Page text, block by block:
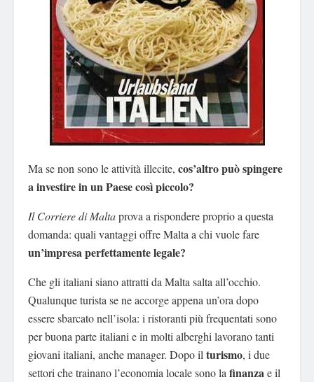
Ma se non sono le attività illecite, cos’altro può spingere
a investire in un Paese così piccolo?
Il Corriere di Maltaprova a rispondere proprio a questa
domanda: quali vantaggi offre Malta a chi vuole fare
un’impresa perfettamente legale?
Che gli italiani siano attratti da Malta salta all’occhio.
Qualunque turista se ne accorge appena un’ora dopo
essere sbarcato nell’isola: i ristoranti più frequentati sono
per buona parte italiani e in molti alberghi lavorano tanti
giovani italiani, anche manager. Dopo il turismo, i due
settori che trainano l’economia locale sono la finanzae il